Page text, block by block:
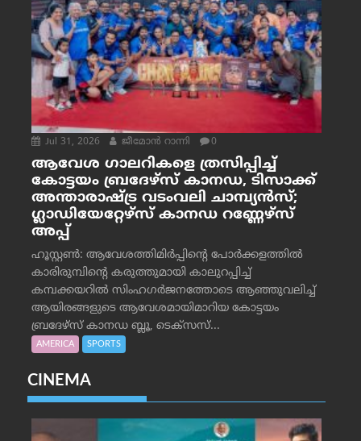
Jul 31, 2026 ജീമോന്‍ റാന്നി 0
ആവേശ ഗാലറികളെ ത്രസിപ്പിച്ച്
കോട്ടയം ബ്രദേഴ്‌സ് കാനഡ, ടിസാക്ക്
അന്താരാഷ്ട്ര വടംവലി ചാമ്പ്യന്‍സ്;
ഗ്ലാഡിയേറ്റേഴ്‌സ് കാനഡ റണ്ണേഴ്‌സ്
അപ്പ്
ഹൂസ്റ്റണ്‍: ആവേശത്തിമിര്‍പ്പിന്റെ പോര്‍ക്കളത്തില്‍
കാരിരുമ്പിന്റെ കരുത്തുമായി കാലുറപ്പിച്ച്
കമ്പക്കയറില്‍ സിംഹഗര്‍ജനത്തോടെ ആഞ്ഞുവലിച്ച്
ആയിരങ്ങളുടെ ആവേശമായിമാറിയ കോട്ടയം
ബ്രദേഴ്‌സ് കാനഡ ബ്ലൂ, ടെക്‌സസ്...
AMERICA SPORTS
CINEMA